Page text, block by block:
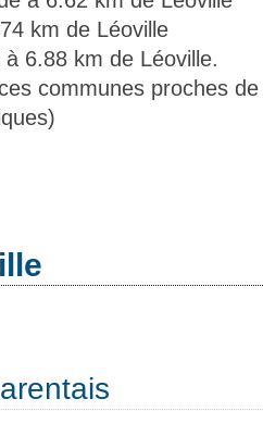
km de Léoville
à 6.88 km de Léoville.
communes proches